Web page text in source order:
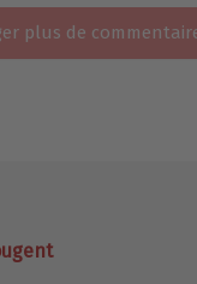
plus de